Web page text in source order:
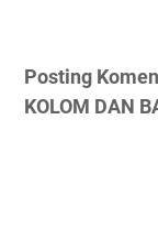
Posting
KOLOM DAN